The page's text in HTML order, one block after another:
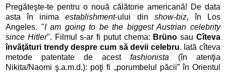
Pregăteşte-te pentru o nouă călătorie americană! De data
asta în inimaestablishment-ului din show-biz, în Los
Angeles. "I am going to be the biggest Austrian celebrity
since Hitler". Filmul s-ar fi putut chema: Brüno sauCîteva
învăţături trendy despre cum să devii celebru. Iată cîteva
metode patentate de acest fashionista (în atenţia
Nikita/Naomi ş.a.m.d.): poţi fi „porumbelul păcii” în Orientul